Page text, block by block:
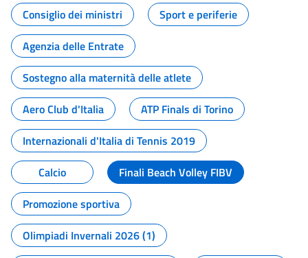
Consiglio dei ministri
Sport e periferie
Agenzia delle Entrate
Sostegno alla maternità delle atlete
Aero Club d'Italia
ATP Finals di Torino
Internazionali d'Italia di Tennis 2019
Calcio
Finali Beach Volley FIBV
Promozione sportiva
Olimpiadi Invernali 2026 (1)